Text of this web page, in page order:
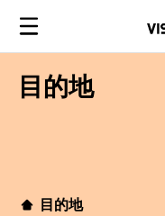
目的地
目的地